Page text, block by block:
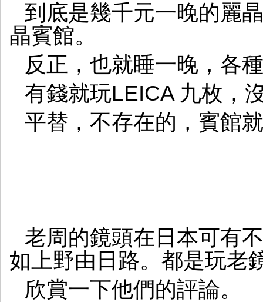
到底是幾千元一晚的麗
晶賓館。
反正，也就睡一晚，各
有錢就玩LEICA 九枚，
平替，不存在的，賓館
老周的鏡頭在日本可有
如上野由日路。都是玩老
欣賞一下他們的評論。